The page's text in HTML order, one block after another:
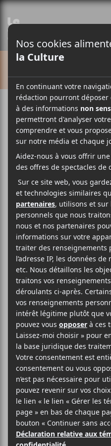
Cet évènement est
CCF 2025 |
+ Anaïs
2025-11-15@20:00
Thomé YoungetAnaïs
prestation dans le cadre
francophone 2025 au
novembre dès 20h.
34.67$
Coup de coeur
(514) 253-3024
Voir le site Organisateur
Cabaret Lion d’Or
1676 Rue Ontario Est